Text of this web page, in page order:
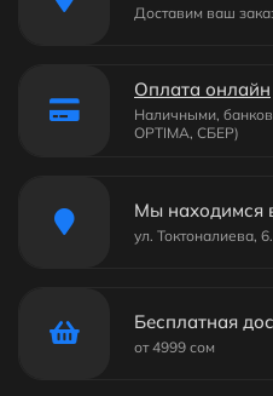
Доставим ваш
Оплата онлайн
Наличными,
OPTIMA, СБЕР)
Мы находимся
ул. Токтоналиева,
Бесплатная
от 4999 сом